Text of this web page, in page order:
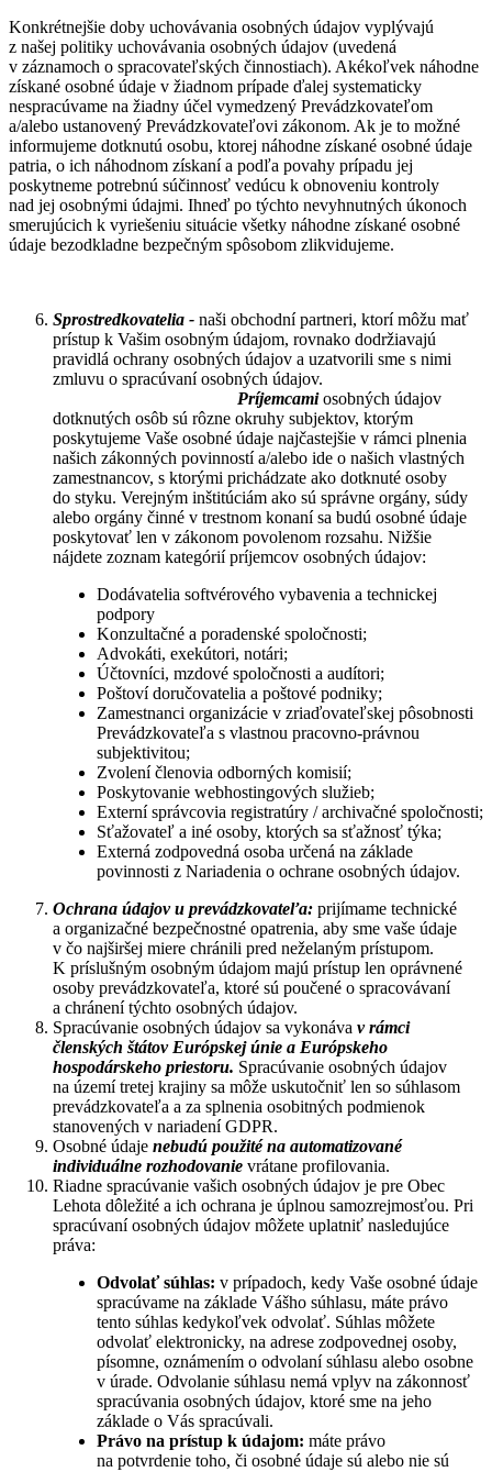
Konkrétnejšie doby uchovávania osobných údajov vyplývajú
z našej politiky uchovávania osobných údajov (uvedená
v záznamoch o spracovateľských činnostiach). Akékoľvek náhodne
získané osobné údaje v žiadnom prípade ďalej systematicky
nespracúvame na žiadny účel vymedzený Prevádzkovateľom
a/alebo ustanovený Prevádzkovateľovi zákonom. Ak je to možné
informujeme dotknutú osobu, ktorej náhodne získané osobné údaje
patria, o ich náhodnom získaní a podľa povahy prípadu jej
poskytneme potrebnú súčinnosť vedúcu k obnoveniu kontroly
nad jej osobnými údajmi. Ihneď po týchto nevyhnutných úkonoch
smerujúcich k vyriešeniu situácie všetky náhodne získané osobné
údaje bezodkladne bezpečným spôsobom zlikvidujeme.
Sprostredkovatelia - naši obchodní partneri, ktorí môžu mať
prístup k Vašim osobným údajom, rovnako dodržiavajú
pravidlá ochrany osobných údajov a uzatvorili sme s nimi
zmluvu o spracúvaní osobných údajov.
Príjemcamiosobných údajov
dotknutých osôb sú rôzne okruhy subjektov, ktorým
poskytujeme Vaše osobné údaje najčastejšie v rámci plnenia
našich zákonných povinností a/alebo ide o našich vlastných
zamestnancov, s ktorými prichádzate ako dotknuté osoby
do styku. Verejným inštitúciám ako sú správne orgány, súdy
alebo orgány činné v trestnom konaní sa budú osobné údaje
poskytovať len v zákonom povolenom rozsahu. Nižšie
nájdete zoznam kategórií príjemcov osobných údajov:
Dodávatelia softvérového vybavenia a technickej
podpory
Konzultačné a poradenské spoločnosti;
Advokáti, exekútori, notári;
Účtovníci, mzdové spoločnosti a audítori;
Poštoví doručovatelia a poštové podniky;
Zamestnanci organizácie v zriaďovateľskej pôsobnosti
Prevádzkovateľa s vlastnou pracovno-právnou
subjektivitou;
Zvolení členovia odborných komisií;
Poskytovanie webhostingových služieb;
Externí správcovia registratúry / archivačné spoločnosti;
Sťažovateľ a iné osoby, ktorých sa sťažnosť týka;
Externá zodpovedná osoba určená na základe
povinnosti z Nariadenia o ochrane osobných údajov.
Ochrana údajov u prevádzkovateľa: prijímame technické
a organizačné bezpečnostné opatrenia, aby sme vaše údaje
v čo najširšej miere chránili pred neželaným prístupom.
K príslušným osobným údajom majú prístup len oprávnené
osoby prevádzkovateľa, ktoré sú poučené o spracovávaní
a chránení týchto osobných údajov.
Spracúvanie osobných údajov sa vykonáva v rámci
členských štátov Európskej únie a Európskeho
hospodárskeho priestoru. Spracúvanie osobných údajov
na území tretej krajiny sa môže uskutočniť len so súhlasom
prevádzkovateľa a za splnenia osobitných podmienok
stanovených v nariadení GDPR.
Osobné údaje nebudú použité na automatizované
individuálne rozhodovanie vrátane profilovania.
Riadne spracúvanie vašich osobných údajov je pre Obec
Lehota dôležité a ich ochrana je úplnou samozrejmosťou. Pri
spracúvaní osobných údajov môžete uplatniť nasledujúce
práva:
Odvolať súhlas: v prípadoch, kedy Vaše osobné údaje
spracúvame na základe Vášho súhlasu, máte právo
tento súhlas kedykoľvek odvolať. Súhlas môžete
odvolať elektronicky, na adrese zodpovednej osoby,
písomne, oznámením o odvolaní súhlasu alebo osobne
v úrade. Odvolanie súhlasu nemá vplyv na zákonnosť
spracúvania osobných údajov, ktoré sme na jeho
základe o Vás spracúvali.
Právo na prístup k údajom: máte právo
na potvrdenie toho, či osobné údaje sú alebo nie sú